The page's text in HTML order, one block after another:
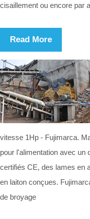
cisaillement ou encore par
Read More
vitesse 1Hp - Fujimarca.
pour l'alimentation avec un
certifiés CE, des lames en
en laiton conçues.
de broyage